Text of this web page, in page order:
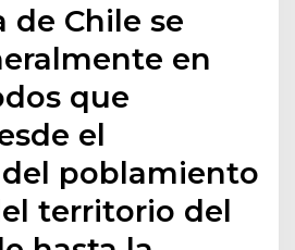
de Chile se
en
que
el
poblamiento
territorio del